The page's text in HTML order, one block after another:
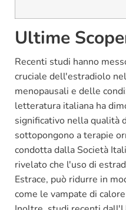
Ultime
Recenti studi hanno
cruciale dell'estradiolo
menopausali e delle
letteratura italiana ha
significativo nella qualità
sottopongono a terapie
condotta dalla Società
rivelato che l'uso di
Estrace, può ridurre in
come le vampate di